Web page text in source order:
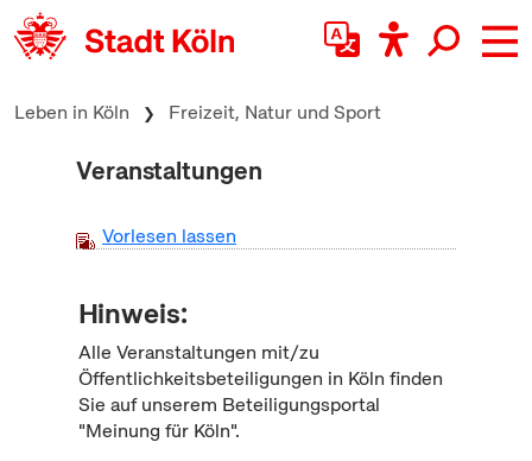
zum Inhalt springen
Leben in Köln Freizeit, Natur und Sport
Veranstaltungen
Vorlesen lassen
Hinweis:
Alle Veranstaltungen mit/zu
Öffentlichkeitsbeteiligungen in Köln finden
Sie auf unserem Beteiligungsportal
"Meinung für Köln".